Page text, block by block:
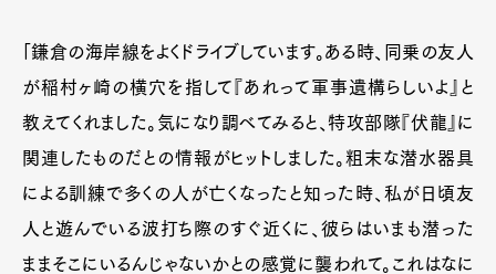
「鎌倉の海岸線をよくドライブしています。ある時、同乗の友人
が稲村ヶ崎の横穴を指して『あれって軍事遺構らしいよ』と
教えてくれました。気になり調べてみると、特攻部隊『伏龍』に
関連したものだとの情報がヒットしました。粗末な潜水器具
による訓練で多くの人が亡くなったと知った時、私が日頃友
人と遊んでいる波打ち際のすぐ近くに、彼らはいまも潜った
ままそこにいるんじゃないかとの感覚に襲われて。これはなに